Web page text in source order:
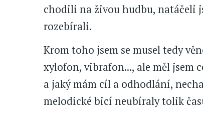
chodili na živou hudbu, natáčeli
rozebírali.
Krom toho jsem se musel tedy
xylofon, vibrafon..., ale měl jsem
a jaký mám cíl a odhodlání,
melodické bicí neubíraly tolik